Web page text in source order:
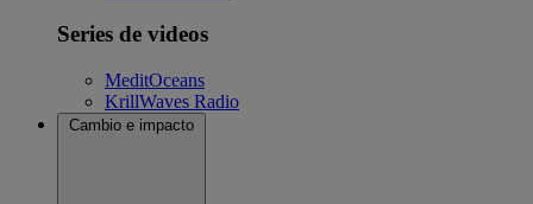
Series de videos
MeditOceans
KrillWaves Radio
Cambio e impacto